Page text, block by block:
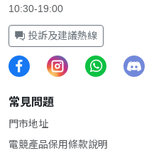
10:30-19:00
投訴及建議熱線
常見問題
門市地址
電競產品保用條款說明